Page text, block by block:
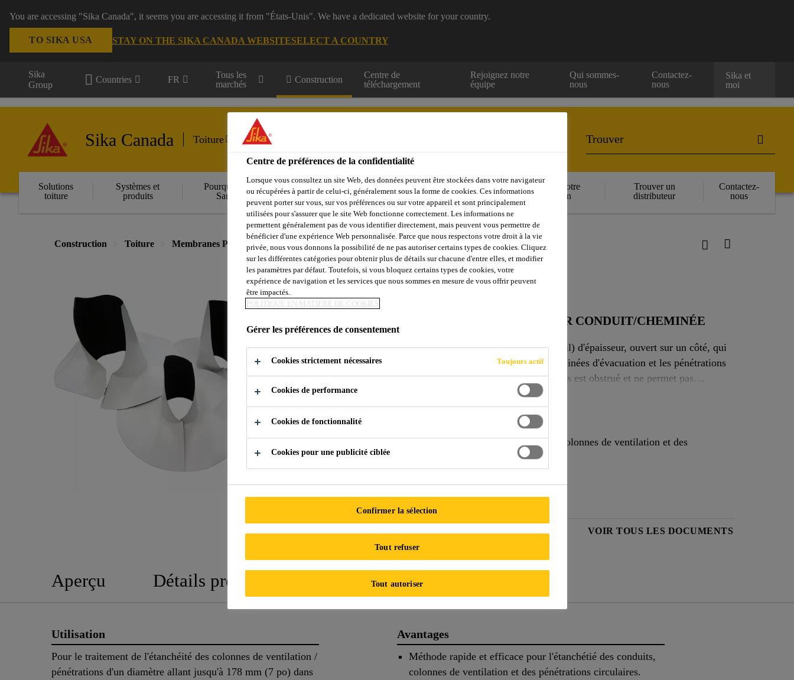
You are accessing "Sika Canada", it seems you are accessing it from "États-Unis". We have a dedicated website for your country.
TO SIKA USA STAY ON THE SIKA CANADA WEBSITESELECT A COUNTRY
Sika
Group
Countries FR
Tous les
marchés
Construction
Centre de
téléchargement
Rejoignez notre
équipe
Qui sommes-
nous
Contactez-
nous
Sika et
moi
Sika Canada Toiture
Solutions
toiture
Systèmes et
produits
Pourquoi Sika
Sarnafil
Durabilité
Centre de
Ressource
Téléchargement
Réserver votre
formation
Trouver un
distributeur
Contactez-
nous
Construction Toiture Membranes PVC Produits en membrane PVC Flashing Sarnastack Split
Sarnastack Split
MANCHON DE FINITION PRÉFABRIQUÉ POUR CONDUIT/CHEMINÉE
Sarnastack Split est un manchon préfabriqué de 1,5 mm (60 mil) d'épaisseur, ouvert sur un côté, qui
offre une solution de solin simplifiée pour les tuyaux, les cheminées d'évacuation et les pénétrations
rondes d'un diamètre maximal de 178 mm (7 po) lorsque l'accès est obstrué et ne permet pas
l'utilisation d'un manchon universel Sarnastack.
Voir plus
Méthode rapide et efficace pour l'étanchétié des conduits, colonnes de ventilation et des
pénétrations circulaires.
Un seul joint à thermosouder au chantier
VOIR TOUS LES DOCUMENTS
Aperçu Détails produits Application
Utilisation
Pour le traitement de l'étanchéité des colonnes de ventilation /
pénétrations d'un diamètre allant jusqu'à 178 mm (7 po) dans
Avantages
Méthode rapide et efficace pour l'étanchétié des conduits,
colonnes de ventilation et des pénétrations circulaires.
Centre de préférences de la confidentialité
Lorsque vous consultez un site Web, des données peuvent être stockées dans votre navigateur
ou récupérées à partir de celui-ci, généralement sous la forme de cookies. Ces informations
peuvent porter sur vous, sur vos préférences ou sur votre appareil et sont principalement
utilisées pour s'assurer que le site Web fonctionne correctement. Les informations ne
permettent généralement pas de vous identifier directement, mais peuvent vous permettre de
bénéficier d'une expérience Web personnalisée. Parce que nous respectons votre droit à la vie
privée, nous vous donnons la possibilité de ne pas autoriser certains types de cookies. Cliquez
sur les différentes catégories pour obtenir plus de détails sur chacune d'entre elles, et modifier
les paramètres par défaut. Toutefois, si vous bloquez certains types de cookies, votre
expérience de navigation et les services que nous sommes en mesure de vous offrir peuvent
être impactés.
POLITIQUE EN MATIÈRE DE COOKIES
Gérer les préférences de consentement
Cookies strictement nécessaires Toujours actif
Cookies de performance
Cookies de fonctionnalité
Cookies pour une publicité ciblée
Confirmer la sélection
Tout refuser
Tout autoriser